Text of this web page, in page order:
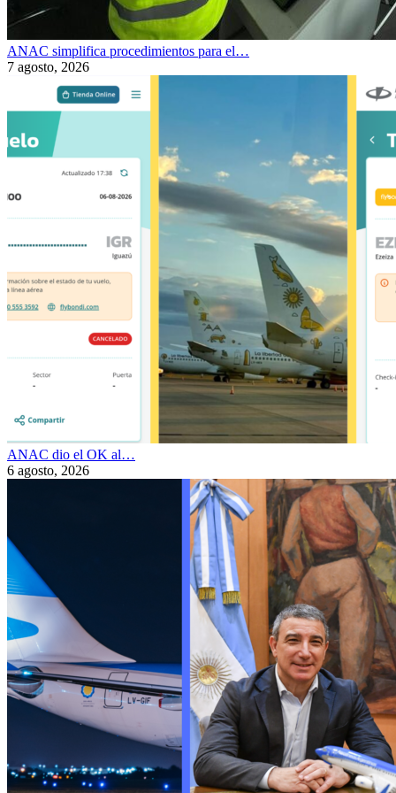
ANAC simplifica procedimientos para el…
7 agosto, 2026
ANAC dio el OK al…
6 agosto, 2026